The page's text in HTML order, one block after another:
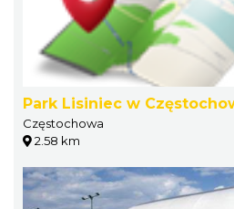
Park Lisiniec w
Częstochowa
2.58 km